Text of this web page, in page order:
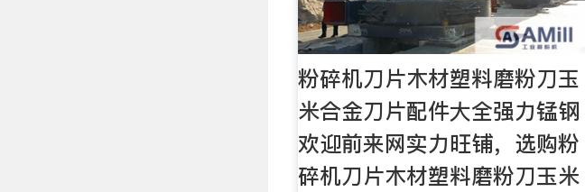
粉碎机刀片木材塑料磨粉刀玉
米合金刀片配件大全强力锰钢
欢迎前来网实力旺铺，选购粉
碎机刀片木材塑料磨粉刀玉米